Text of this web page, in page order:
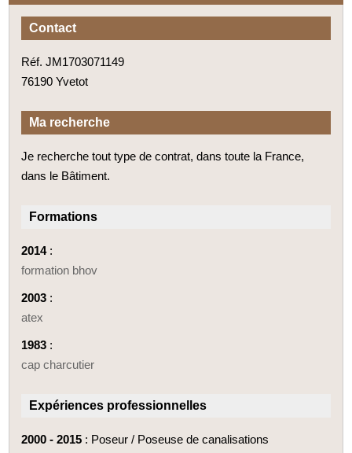
Contact
Réf. JM1703071149
76190 Yvetot
Ma recherche
Je recherche tout type de contrat, dans toute la France,
dans le Bâtiment.
Formations
2014:
formation bhov
2003 :
atex
1983 :
cap charcutier
Expériences professionnelles
2000 - 2015 : Poseur / Poseuse de canalisations